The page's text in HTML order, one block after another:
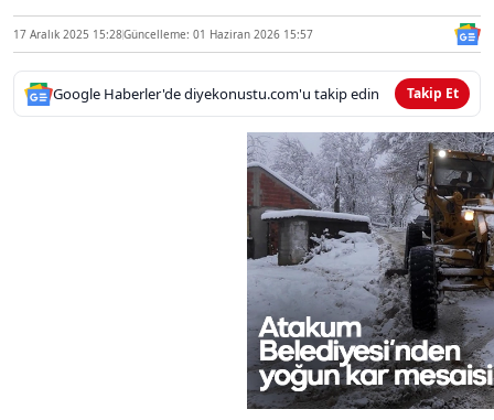
17 Aralık 2025 15:28Güncelleme: 01 Haziran 2026 15:57
Google Haberler'de diyekonustu.com'u takip edin Takip Et